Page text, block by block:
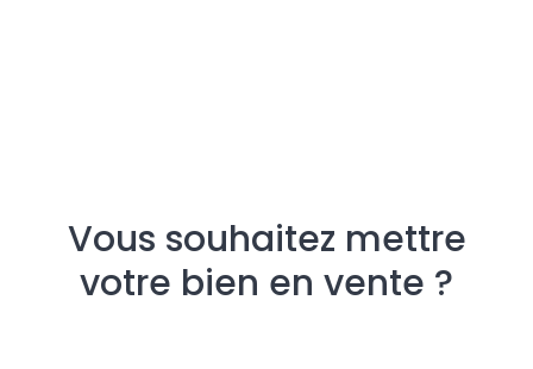
Vous souhaitez mettre
votre bien en vente ?